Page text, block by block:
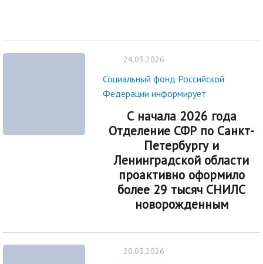
24.03.2026
Социальный фонд Российской
Федерации информирует
С начала 2026 года
Отделение СФР по Санкт-
Петербургу и
Ленинградской области
проактивно оформило
более 29 тысяч СНИЛС
новорожденным
20.03.2026